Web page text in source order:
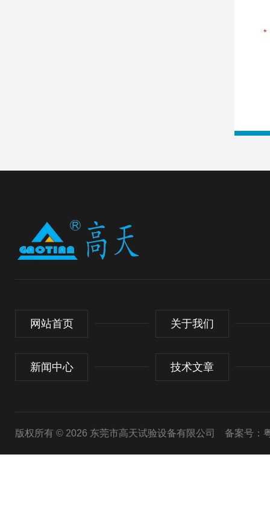
网站首页 关于我们
新闻中心 技术文章
版权所有 © 2026 东莞市高天试验设备有限公司 备案号：